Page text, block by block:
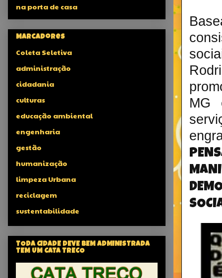
MG
na porta de casa
Marcadores
Coleta Seletiva
administração
cidadania
culturas
educação ambiental
engenharia
gestão
humanização
limpeza Urbana
reciclagem
sustentabilidade
TODA CIDADE DEVE BEM ADMINISTRADA
TEM UM CATA TRECO